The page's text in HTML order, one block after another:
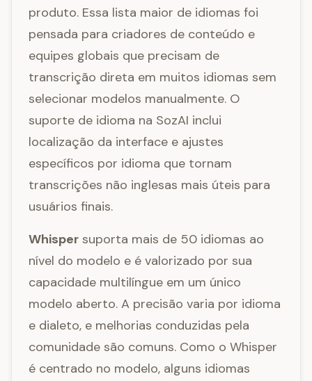
produto. Essa lista maior de idiomas foi
pensada para criadores de conteúdo e
equipes globais que precisam de
transcrição direta em muitos idiomas sem
selecionar modelos manualmente. O
suporte de idioma na SozAI inclui
localização da interface e ajustes
específicos por idioma que tornam
transcrições não inglesas mais úteis para
usuários finais.
Whisper suporta mais de 50 idiomas ao
nível do modelo e é valorizado por sua
capacidade multilíngue em um único
modelo aberto. A precisão varia por idioma
e dialeto, e melhorias conduzidas pela
comunidade são comuns. Como o Whisper
é centrado no modelo, alguns idiomas